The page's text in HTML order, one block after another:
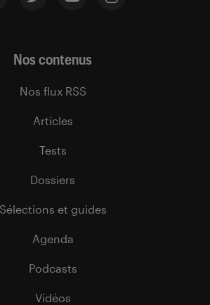
Nos contenus
Nos flux RSS
Articles
Tests
Dossiers
Sélections et guides
Agenda
Podcasts
Vidéos